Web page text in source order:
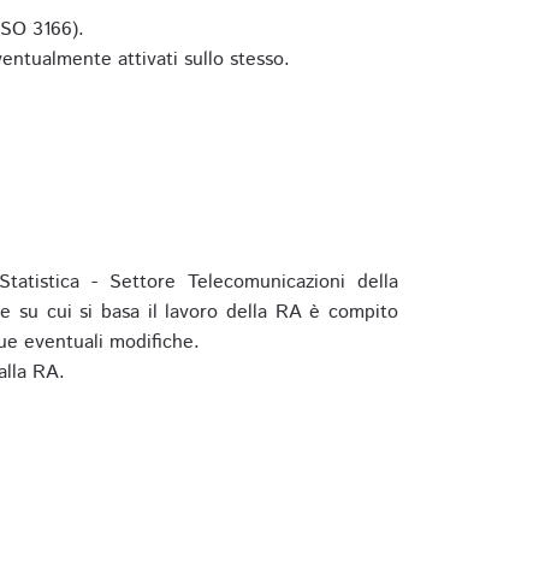
3166).
attivati sullo stesso.
- Settore Telecomunicazioni della
su cui si basa il lavoro della RA è compito
eventuali modifiche.
RA.